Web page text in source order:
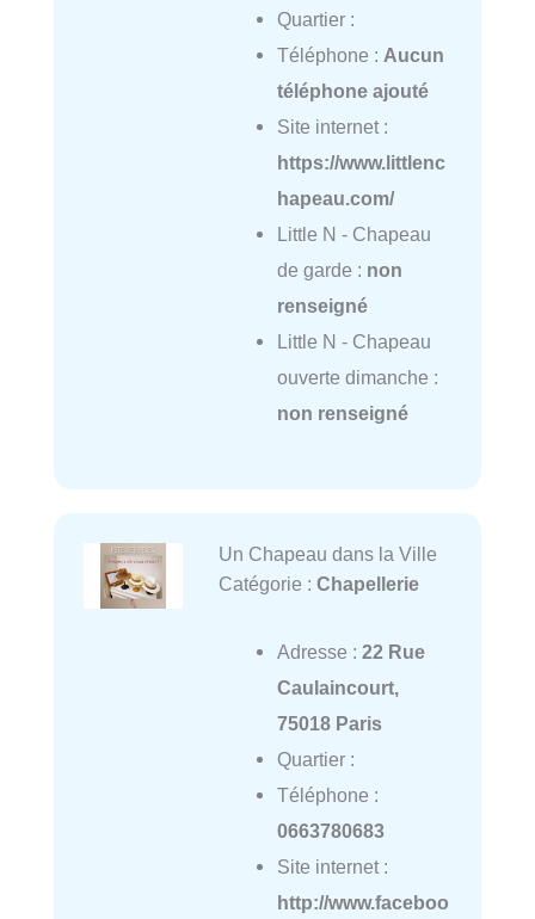
Quartier :
Téléphone : Aucun
téléphone ajouté
Site internet :
https://www.littlenc
hapeau.com/
Little N - Chapeau
de garde : non
renseigné
Little N - Chapeau
ouverte dimanche :
non renseigné
Un Chapeau dans la Ville
Catégorie : Chapellerie
Adresse : 22 Rue
Caulaincourt,
75018 Paris
Quartier :
Téléphone :
0663780683
Site internet :
http://www.faceboo